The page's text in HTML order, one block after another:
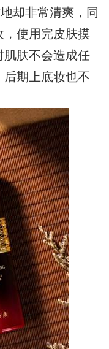
却非常清爽，同
使用完皮肤摸
肤不会造成任
期上底妆也不